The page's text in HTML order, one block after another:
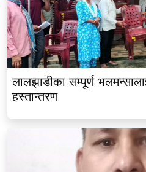
लालझाडीका सम्पूर्ण
हस्तान्तरण